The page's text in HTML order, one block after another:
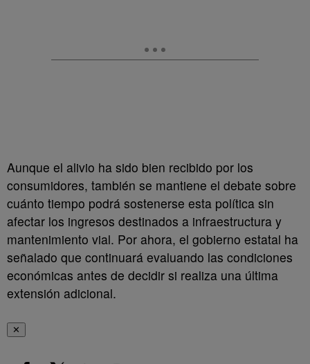
Aunque el alivio ha sido bien recibido por los
consumidores, también se mantiene el debate sobre
cuánto tiempo podrá sostenerse esta política sin
afectar los ingresos destinados a infraestructura y
mantenimiento vial. Por ahora, el gobierno estatal ha
señalado que continuará evaluando las condiciones
económicas antes de decidir si realiza una última
extensión adicional.
✕